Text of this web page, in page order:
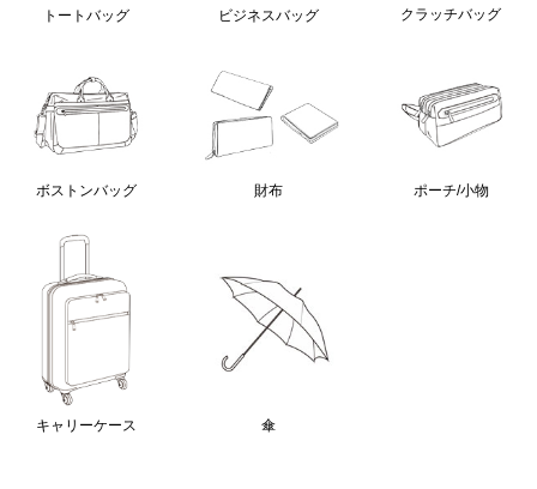
トートバッグ ビジネスバッグ クラッチバッグ
ボストンバッグ 財布 ポーチ/小物
キャリーケース 傘